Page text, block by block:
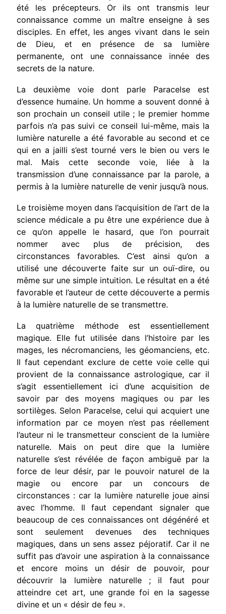
été les précepteurs. Or ils ont transmis leur
connaissance comme un maître enseigne à ses
disciples. En effet, les anges vivant dans le sein
de Dieu, et en présence de sa lumière
permanente, ont une connaissance innée des
secrets de la nature.
La deuxième voie dont parle Paracelse est
d’essence humaine. Un homme a souvent donné à
son prochain un conseil utile ; le premier homme
parfois n’a pas suivi ce conseil lui-même, mais la
lumière naturelle a été favorable au second et ce
qui en a jailli s’est tourné vers le bien ou vers le
mal. Mais cette seconde voie, liée à la
transmission d’une connaissance par la parole, a
permis à la lumière naturelle de venir jusqu’à nous.
Le troisième moyen dans l’acquisition de l’art de la
science médicale a pu être une expérience due à
ce qu’on appelle le hasard, que l’on pourrait
nommer avec plus de précision, des
circonstances favorables. C’est ainsi qu’on a
utilisé une découverte faite sur un ouï-dire, ou
même sur une simple intuition. Le résultat en a été
favorable et l’auteur de cette découverte a permis
à la lumière naturelle de se transmettre.
La quatrième méthode est essentiellement
magique. Elle fut utilisée dans l’histoire par les
mages, les nécromanciens, les géomanciens, etc.
Il faut cependant exclure de cette voie celle qui
provient de la connaissance astrologique, car il
s’agit essentiellement ici d’une acquisition de
savoir par des moyens magiques ou par les
sortilèges. Selon Paracelse, celui qui acquiert une
information par ce moyen n’est pas réellement
l’auteur ni le transmetteur conscient de la lumière
naturelle. Mais on peut dire que la lumière
naturelle s’est révélée de façon ambiguë par la
force de leur désir, par le pouvoir naturel de la
magie ou encore par un concours de
circonstances : car la lumière naturelle joue ainsi
avec l’homme. Il faut cependant signaler que
beaucoup de ces connaissances ont dégénéré et
sont seulement devenues des techniques
magiques, dans un sens assez péjoratif. Car il ne
suffit pas d’avoir une aspiration à la connaissance
et encore moins un désir de pouvoir, pour
découvrir la lumière naturelle ; il faut pour
atteindre cet art, une grande foi en la sagesse
divine et un « désir de feu ».